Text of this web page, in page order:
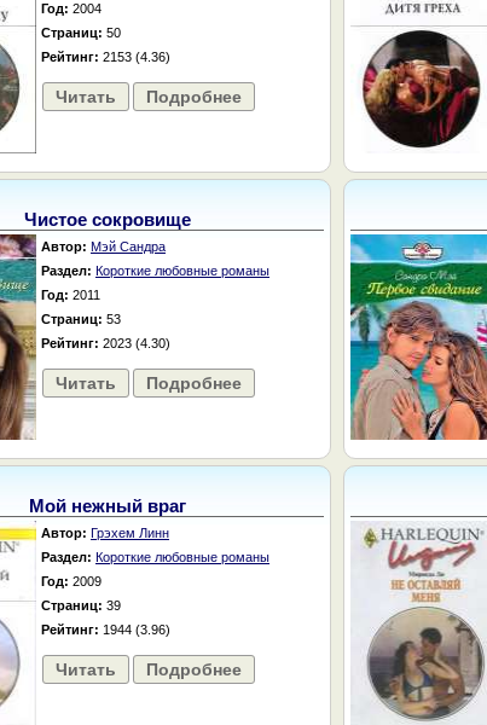
Год: 2004
Страниц: 50
Рейтинг: 2153 (4.36)
Читать Подробнее
Чистое сокровище
Автор: Мэй Сандра
Раздел: Короткие любовные романы
Год: 2011
Страниц: 53
Рейтинг: 2023 (4.30)
Читать Подробнее
Мой нежный враг
Автор: Грэхем Линн
Раздел: Короткие любовные романы
Год: 2009
Страниц: 39
Рейтинг: 1944 (3.96)
Читать Подробнее